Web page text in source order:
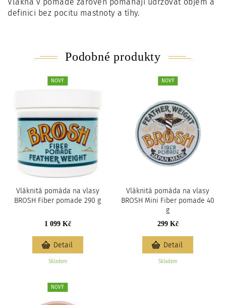
definici bez pocitu mastnoty a tíhy.
Podobné produkty
Vláknitá pomáda na vlasy
BROSH Fiber pomade 290 g
NOVÝ
1 099 Kč
Skladem
Detail
Vláknitá pomáda na vlasy
BROSH Mini Fiber pomade 40
g
NOVÝ
299 Kč
Skladem
Detail
NOVÝ